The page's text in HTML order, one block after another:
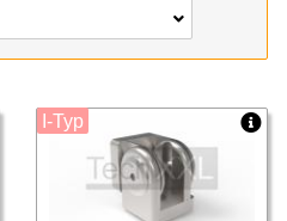
I-Typ